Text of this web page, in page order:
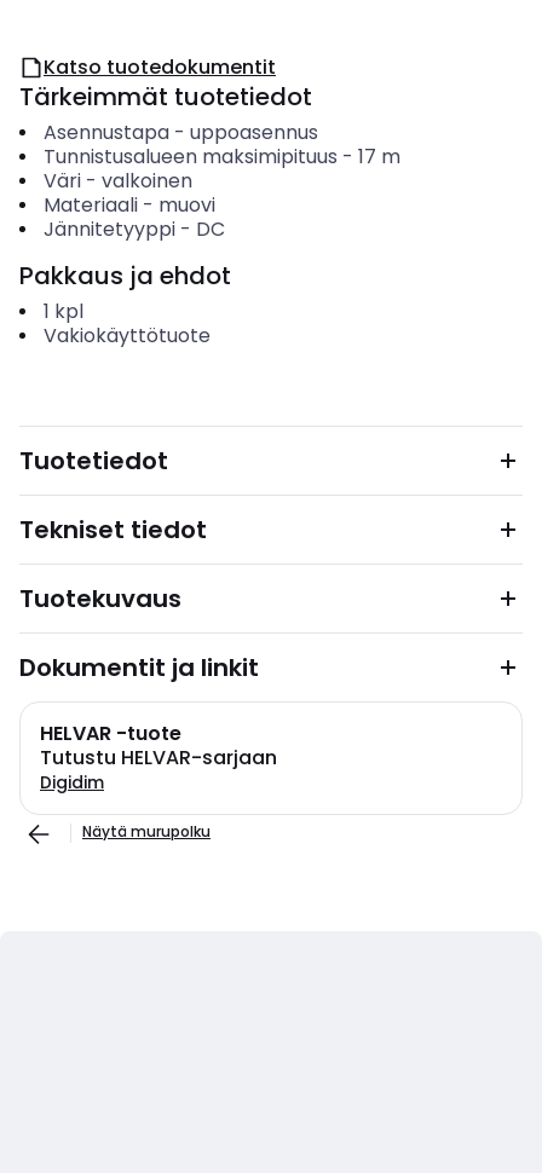
Katso tuotedokumentit
Tärkeimmät tuotetiedot
Asennustapa- uppoasennus
Tunnistusalueen maksimipituus - 17 m
Väri- valkoinen
Materiaali- muovi
Jännitetyyppi- DC
Pakkaus ja ehdot
1 kpl
Vakiokäyttötuote
Tuotetiedot
Tekniset tiedot
Tuotekuvaus
Dokumentit ja linkit
HELVAR -tuote
Tutustu HELVAR-sarjaan
Digidim
Näytä murupolku